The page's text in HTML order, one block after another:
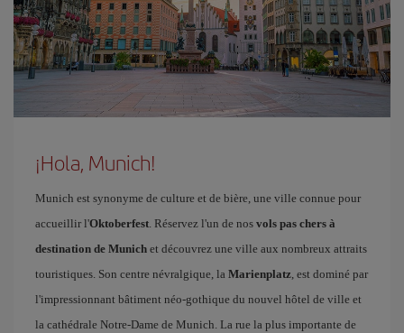
¡Hola, Munich!
Munich est synonyme de culture et de bière, une ville connue pour
accueillir l'Oktoberfest. Réservez l'un de nos vols pas chers à
destination de Munich et découvrez une ville aux nombreux attraits
touristiques. Son centre névralgique, la Marienplatz, est dominé par
l'impressionnant bâtiment néo-gothique du nouvel hôtel de ville et
la cathédrale Notre-Dame de Munich. La rue la plus importante de